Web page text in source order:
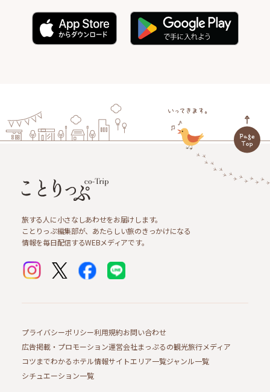
旅する人に小さなしあわせをお届けします。
ことりっぷ編集部が、あたらしい旅のきっかけになる
情報を毎日配信するWEBメディアです。
プライバシーポリシー利用規約お問い合わせ
広告掲載・プロモーション運営会社まっぷるの観光旅行メディア
コツまでわかるホテル情報サイトエリア一覧ジャンル一覧
シチュエーション一覧